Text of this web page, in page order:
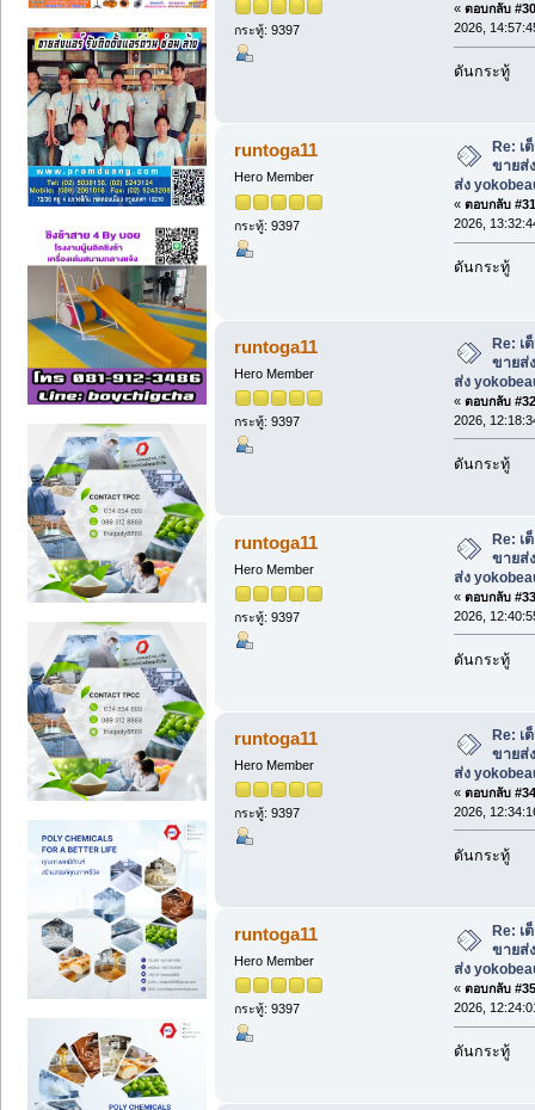
กระทู้: 9397
« ตอบกลับ
2026,
ดันกระทู้
runtoga11
Hero Member
กระทู้: 9397
Re: เ
ขายส่
ส่ง
« ตอบกลับ
2026,
ดันกระทู้
runtoga11
Hero Member
กระทู้: 9397
Re: เ
ขายส่
ส่ง
« ตอบกลับ
2026,
ดันกระทู้
runtoga11
Hero Member
กระทู้: 9397
Re: เ
ขายส่
ส่ง
« ตอบกลับ
2026,
ดันกระทู้
runtoga11
Hero Member
กระทู้: 9397
Re: เ
ขายส่
ส่ง
« ตอบกลับ
2026,
ดันกระทู้
runtoga11
Hero Member
กระทู้: 9397
Re: เ
ขายส่
ส่ง
« ตอบกลับ
2026,
ดันกระทู้